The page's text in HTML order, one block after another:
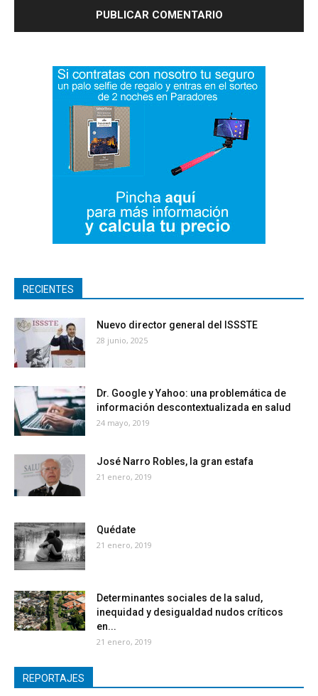
RECIENTES
Nuevo director general del ISSSTE
28 junio, 2025
Dr. Google y Yahoo: una problemática de
información descontextualizada en salud
24 mayo, 2019
José Narro Robles, la gran estafa
21 enero, 2019
Quédate
21 enero, 2019
Determinantes sociales de la salud,
inequidad y desigualdad nudos críticos
en...
21 enero, 2019
REPORTAJES